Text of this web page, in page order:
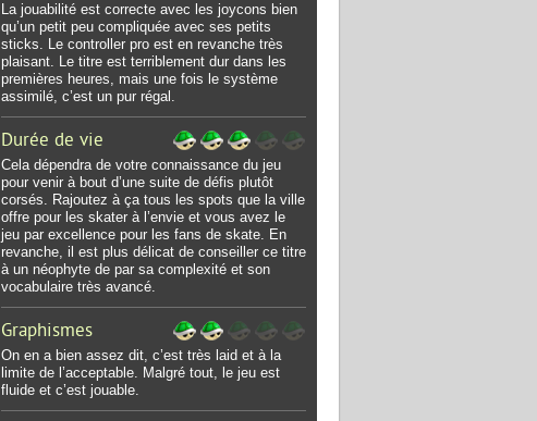
La jouabilité est correcte avec les joycons bien
qu’un petit peu compliquée avec ses petits
sticks. Le controller pro est en revanche très
plaisant. Le titre est terriblement dur dans les
premières heures, mais une fois le système
assimilé, c’est un pur régal.
Durée de vie
Cela dépendra de votre connaissance du jeu
pour venir à bout d’une suite de défis plutôt
corsés. Rajoutez à ça tous les spots que la ville
offre pour les skater à l’envie et vous avez le
jeu par excellence pour les fans de skate. En
revanche, il est plus délicat de conseiller ce titre
à un néophyte de par sa complexité et son
vocabulaire très avancé.
Graphismes
On en a bien assez dit, c’est très laid et à la
limite de l’acceptable. Malgré tout, le jeu est
fluide et c’est jouable.